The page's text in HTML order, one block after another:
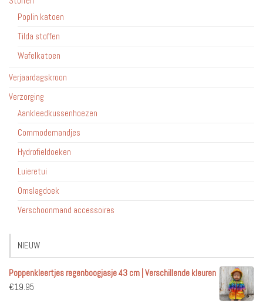
Poplin katoen
Tilda stoffen
Wafelkatoen
Verjaardagskroon
Verzorging
Aankleedkussenhoezen
Commodemandjes
Hydrofieldoeken
Luieretui
Omslagdoek
Verschoonmand accessoires
NIEUW
Poppenkleertjes regenboogjasje 43 cm | Verschillende kleuren
€19.95